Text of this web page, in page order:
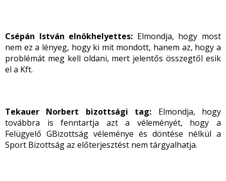
Csépán István elnökhelyettes: Elmondja, hogy most
nem ez a lényeg, hogy ki mit mondott, hanem az, hogy a
problémát meg kell oldani, mert jelentős összegtől esik
el a Kft.
Tekauer Norbert bizottsági tag: Elmondja, hogy
továbbra is fenntartja azt a véleményét, hogy a
Felügyelő GBizottság véleménye és döntése nélkül a
Sport Bizottság az előterjesztést nem tárgyalhatja.